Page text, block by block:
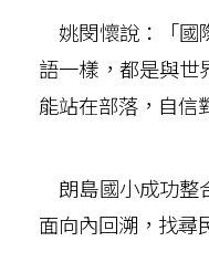
姚閔懷說：「國
語一樣，都是與
能站在部落，自信
朗島國小成功整
面向內回溯，找尋